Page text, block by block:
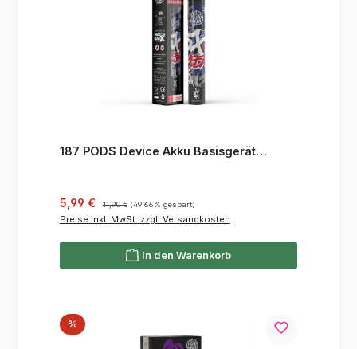
187 PODS Device Akku Basisgerät
Verkaufspreis:
5,99 € 11,90 € (49.66% gespart)
Preise inkl. MwSt. zzgl. Versandkosten
In den Warenkorb
%Rabatt